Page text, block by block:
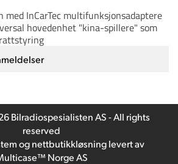
med InCarTec multifunksjonsadaptere
hovedenhet "kina-spillere" som
Bilradiospesialisten AS - All rights
reserved
ognettbutikkløsninglevert av
Norge AS